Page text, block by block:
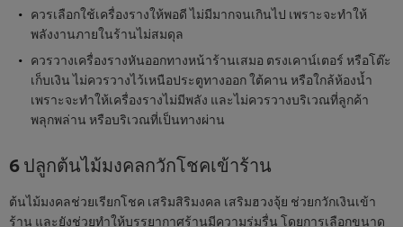
ควรเลือกใช้เครื่องรางให้พอดี ไม่มีมากจนเกินไป เพราะจะทำให้
พลังงานภายในร้านไม่สมดุล
ควรวางเครื่องรางหันออกทางหน้าร้านเสมอ ตรงเคาน์เตอร์ หรือโต๊ะ
เก็บเงิน ไม่ควรวางไว้เหนือประตูทางออก ใต้คาน หรือใกล้ห้องน้ำ
เพราะจะทำให้เครื่องรางไม่มีพลัง และไม่ควรวางบริเวณที่ลูกค้า
พลุกพล่าน หรือบริเวณที่เป็นทางผ่าน
6 ปลูกต้นไม้มงคลกวักโชคเข้าร้าน
ต้นไม้มงคลช่วยเรียกโชค เสริมสิริมงคล เสริมฮวงจุ้ย ช่วยกวักเงินเข้า
ร้าน และยังช่วยทำให้บรรยากาศร้านมีความร่มรื่น โดยการเลือกขนาด